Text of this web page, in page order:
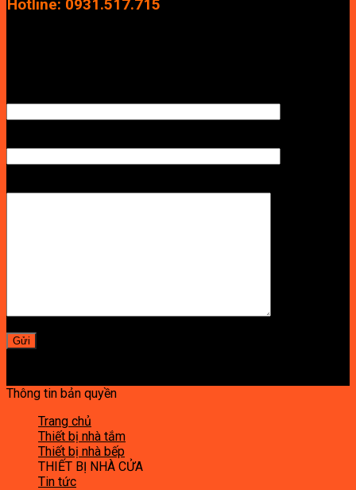
Hotline: 0931.517.715
Thông tin bản quyền
Trang chủ
Thiết bị nhà tắm
Thiết bị nhà bếp
THIẾT BỊ NHÀ CỬA
Tin tức